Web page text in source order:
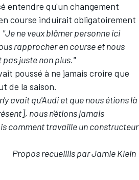
entendre qu'un changement
course induirait obligatoirement
"Je ne veux blâmer personne ici
rapprocher en course et nous
juste non plus."
poussé à ne jamais croire que
de la saison.
avait qu'Audi et que nous étions là
nous n'étions jamais
comment travaille un constructeur
Propos recueillis par Jamie Klein